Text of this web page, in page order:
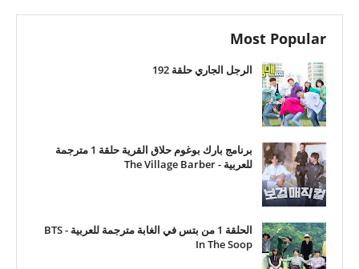
Most Popular
الرجل الجاري حلقة 192
برنامج بارك بوغوم حلاق القرية حلقة 1 مترجمة
للعربية - The Village Barber
الحلقة 1 من بتس في الغابة مترجمة للعربية - BTS
In The Soop